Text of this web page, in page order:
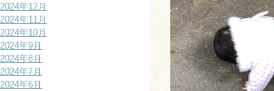
2024年12月
2024年11月
2024年10月
2024年9月
2024年8月
2024年7月
2024年6月